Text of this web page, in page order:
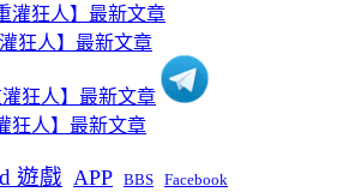
遊戲 APP BBS Facebook